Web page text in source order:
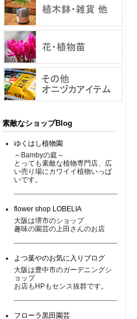
素敵なショップBlog
ゆくはし植物園
～Bambyの庭～
とっても素敵な植物専門店、広
い売り場にカワイイ植物いっぱ
いです。
flower shop LOBELIA
大阪は堺市のショップ
趣味の園芸の上田さんのお店
よつ葉やのお気に入りブログ
大阪は豊中市のガーデニングシ
ョップ
お店もHPもセンス抜群です。
フローラ黒田園芸